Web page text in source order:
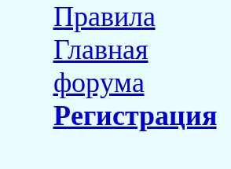
Правила
Главная
форума
Регистрация